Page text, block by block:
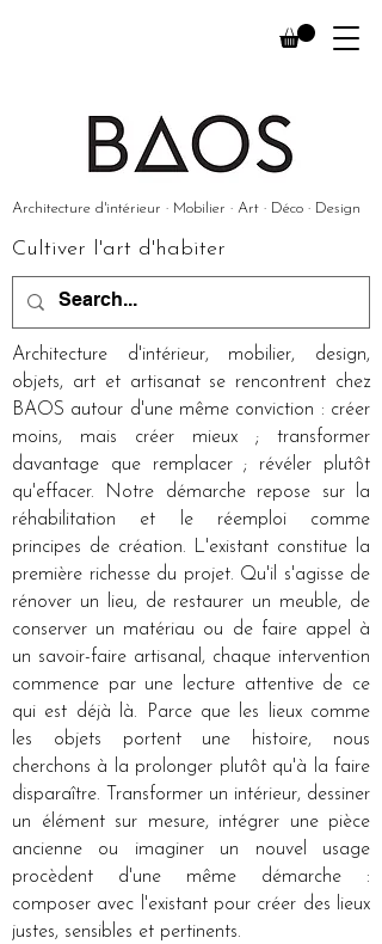
Cultiver l'art d'habiter
Architecture d'intérieur · Mobilier · Art · Déco · Design
Architecture d'intérieur, mobilier, design,
objets, art et artisanat se rencontrent chez
BAOS autour d'une même conviction : créer
moins, mais créer mieux ; transformer
davantage que remplacer ; révéler plutôt
qu'effacer. Notre démarche repose sur la
réhabilitation et le réemploi comme
principes de création. L'existant constitue la
première richesse du projet. Qu'il s'agisse de
rénover un lieu, de restaurer un meuble, de
conserver un matériau ou de faire appel à
un savoir-faire artisanal, chaque intervention
commence par une lecture attentive de ce
qui est déjà là. Parce que les lieux comme
les objets portent une histoire, nous
cherchons à la prolonger plutôt qu'à la faire
disparaître. Transformer un intérieur, dessiner
un élément sur mesure, intégrer une pièce
ancienne ou imaginer un nouvel usage
procèdent d'une même démarche :
composer avec l'existant pour créer des lieux
justes, sensibles et pertinents.